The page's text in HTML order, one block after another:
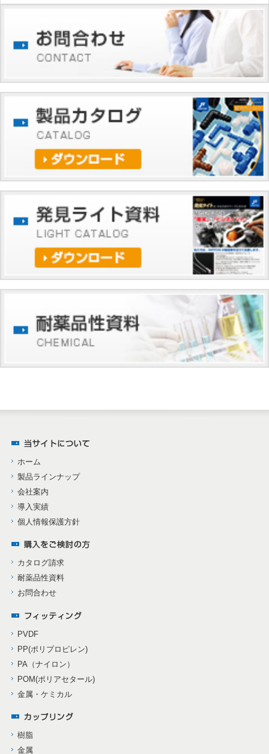
ホーム
製品ラインナップ
会社案内
導入実績
個人情報保護方針
カタログ請求
耐薬品性資料
お問合わせ
PVDF
PP(ポリプロピレン)
PA（ナイロン）
POM(ポリアセタール)
金属・ケミカル
樹脂
金属